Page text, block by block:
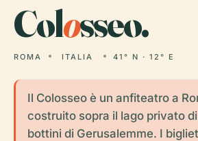
Colosseo.
ROMA ITALIA 41° N · 12° E
Il Colosseo è un anfiteatro a
costruito sopra il lago privato
bottini di Gerusalemme. I